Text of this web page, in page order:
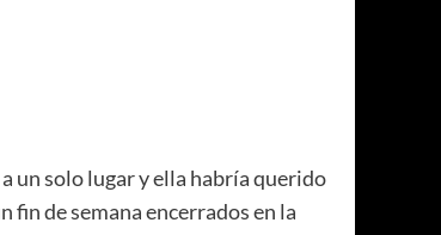
un solo lugar y ella habría querido
de semana encerrados en la